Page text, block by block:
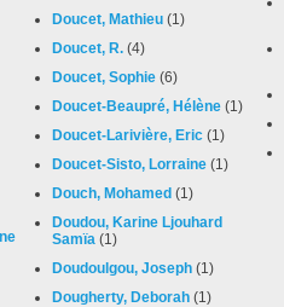
Doucet, Mathieu (1)
Doucet, R. (4)
Doucet, Sophie (6)
Doucet-Beaupré, Hélène (1)
Doucet-Larivière, Eric (1)
Doucet-Sisto, Lorraine (1)
Douch, Mohamed (1)
Doudou, Karine Ljouhard
Samïa (1)
Doudoulgou, Joseph (1)
Dougherty, Deborah (1)